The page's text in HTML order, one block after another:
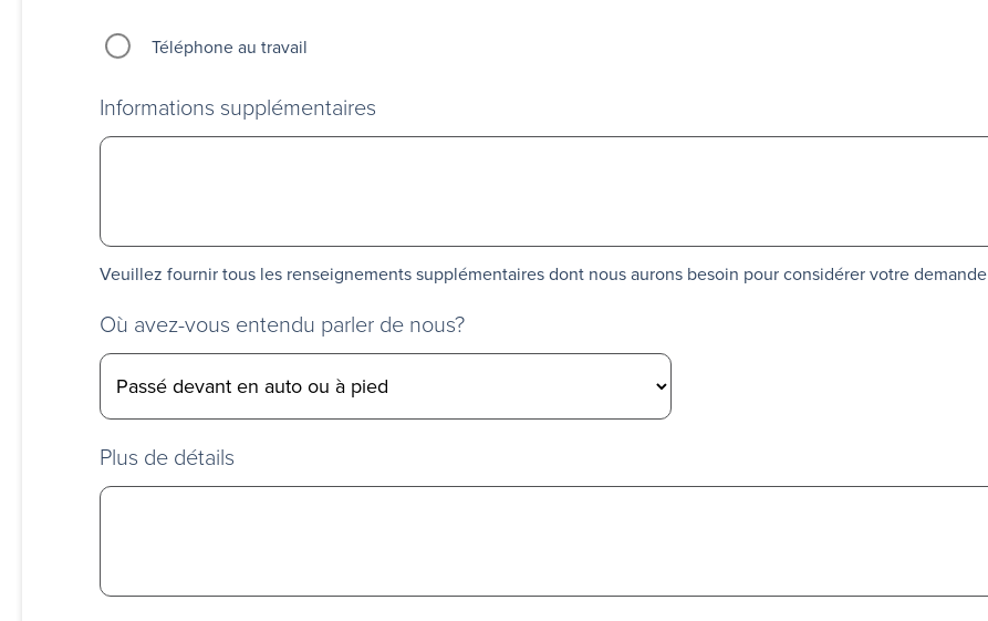
Téléphone au travail
Informations supplémentaires
Veuillez fournir tous les renseignements supplémentaires dont nous aurons besoin pour considérer votre demande
Où avez-vous entendu parler de nous?
Plus de détails